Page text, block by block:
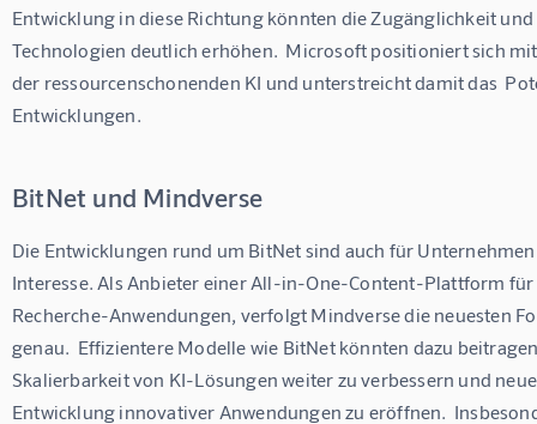
Entwicklung in diese Richtung könnten die Zugänglichkeit
Technologien deutlich erhöhen.  Microsoft positioniert sich
der ressourcenschonenden KI und unterstreicht damit das
Entwicklungen.
BitNet und Mindverse
Die Entwicklungen rund um BitNet sind auch für
Interesse. Als Anbieter einer All-in-One-Content-Plattform
Recherche-Anwendungen, verfolgt Mindverse die neuesten
genau.  Effizientere Modelle wie BitNet könnten dazu
Skalierbarkeit von KI-Lösungen weiter zu verbessern und
Entwicklung innovativer Anwendungen zu eröffnen.